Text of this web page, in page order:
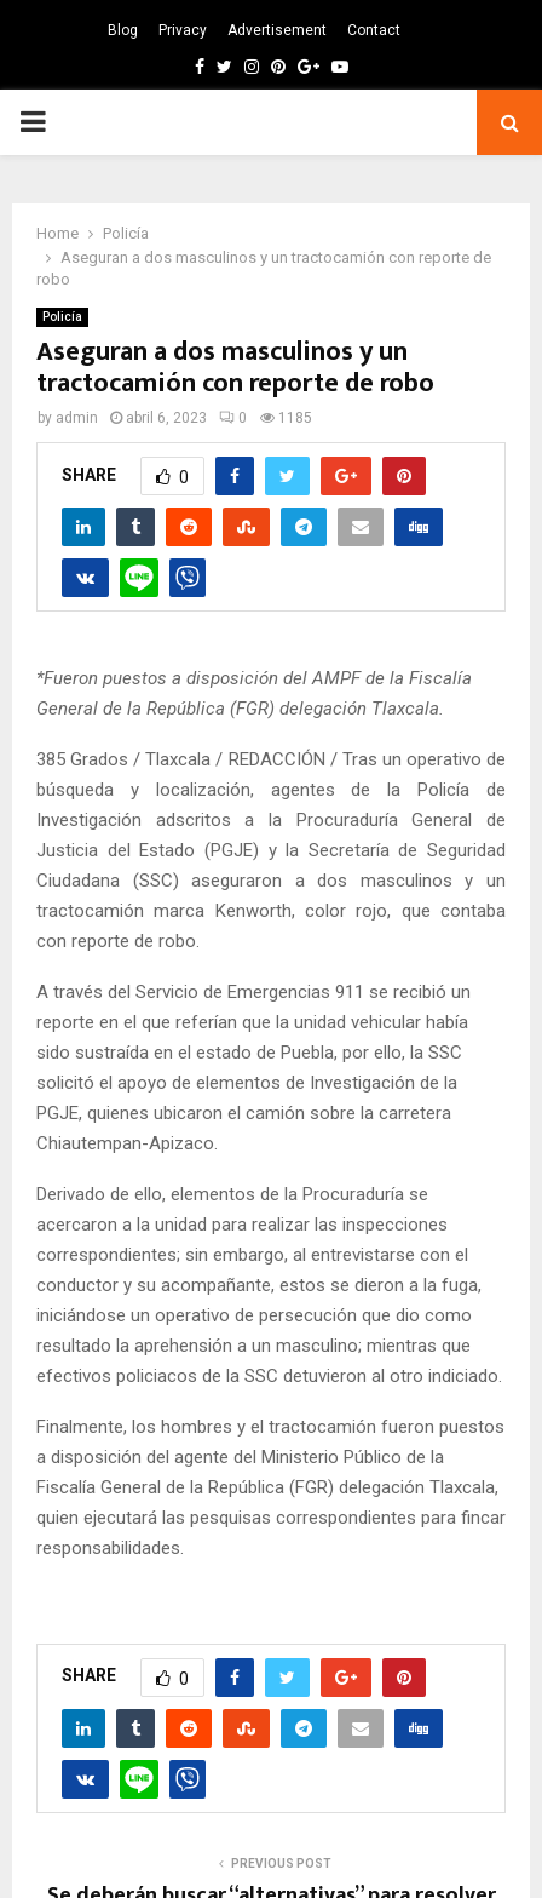
Blog Privacy Advertisement Contact
Facebook
TwitterInstagram
Pinterest
GoogleYoutube
PRIMARY
Home
Policía
Aseguran a dos masculinos y un tractocamión con reporte de
robo
Policía
Aseguran a dos masculinos y un
tractocamión con reporte de robo
by admin abril 6, 2023 0 1185
SHARE 0
*Fueron puestos a disposición del AMPF de la Fiscalía
General de la República (FGR) delegación Tlaxcala.
385 Grados / Tlaxcala / REDACCIÓN / Tras un operativo de
búsqueda y localización, agentes de la Policía de
Investigación adscritos a la Procuraduría General de
Justicia del Estado (PGJE) y la Secretaría de Seguridad
Ciudadana (SSC) aseguraron a dos masculinos y un
tractocamión marca Kenworth, color rojo, que contaba
con reporte de robo.
A través del Servicio de Emergencias 911 se recibió un
reporte en el que referían que la unidad vehicular había
sido sustraída en el estado de Puebla, por ello, la SSC
solicitó el apoyo de elementos de Investigación de la
PGJE, quienes ubicaron el camión sobre la carretera
Chiautempan-Apizaco.
Derivado de ello, elementos de la Procuraduría se
acercaron a la unidad para realizar las inspecciones
correspondientes; sin embargo, al entrevistarse con el
conductor y su acompañante, estos se dieron a la fuga,
iniciándose un operativo de persecución que dio como
resultado la aprehensión a un masculino; mientras que
efectivos policiacos de la SSC detuvieron al otro indiciado.
Finalmente, los hombres y el tractocamión fueron puestos
a disposición del agente del Ministerio Público de la
Fiscalía General de la República (FGR) delegación Tlaxcala,
quien ejecutará las pesquisas correspondientes para fincar
responsabilidades.
SHARE 0
PREVIOUS POST